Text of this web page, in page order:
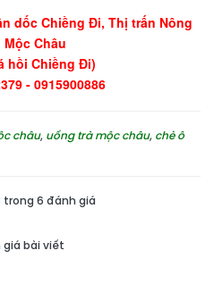
dốc Chiềng Đi, Thị trấn Nông
Châu
hồi Chiềng Đi)
- 0915900886​
châu, uống trà mộc châu, chè ô
trong 6 đánh giá
giá bài viết